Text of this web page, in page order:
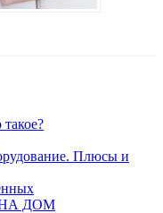
Плюсы и
НА ДОМ